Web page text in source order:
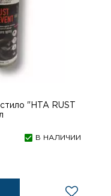
"HTA RUST
В НАЛИЧИИ